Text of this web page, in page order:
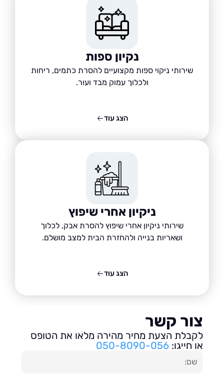
נקיון ספות
שירותי ניקוי ספות מקצועיים להסרת כתמים, ריחות
ולכלוך עמוק מבד ועור.
ניקיון אחרי שיפוץ
שירותי ניקיון אחרי שיפוץ להסרת אבק, לכלוך
ושאריות בנייה ולהחזרת הבית למצב מושלם.
קשר
הצעת מחיר מהירה מלאו את הטופס
חייגו:050-8090-056